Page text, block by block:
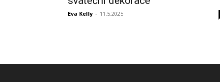
Eva Kelly - 11.5.2025